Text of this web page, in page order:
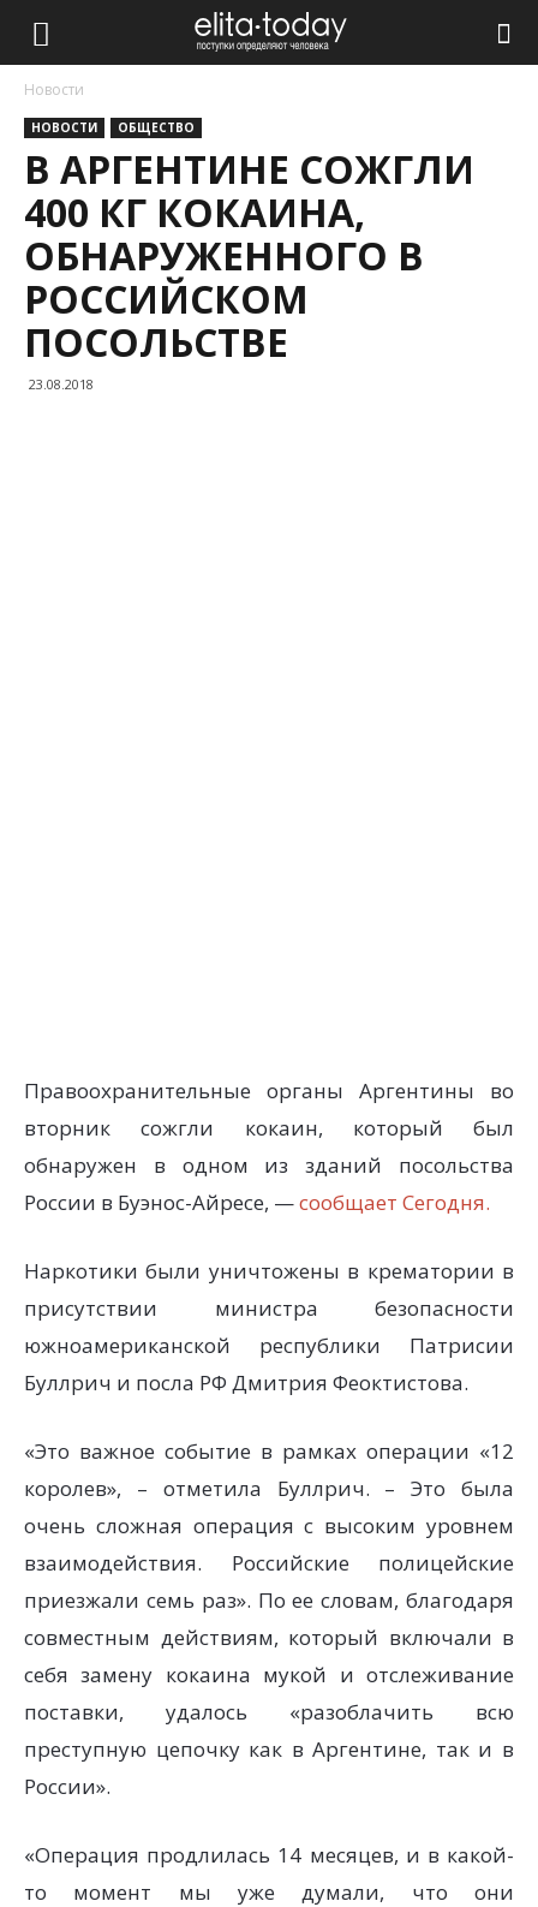
Новости
НОВОСТИ ОБЩЕСТВО
В АРГЕНТИНЕ СОЖГЛИ
400 КГ КОКАИНА,
ОБНАРУЖЕННОГО В
РОССИЙСКОМ
ПОСОЛЬСТВЕ
23.08.2018
Правоохранительные органы Аргентины во
вторник сожгли кокаин, который был
обнаружен в одном из зданий посольства
России в Буэнос-Айресе, —сообщает Сегодня.
Наркотики были уничтожены в крематории в
присутствии министра безопасности
южноамериканской республики Патрисии
Буллрич и посла РФ Дмитрия Феоктистова.
«Это важное событие в рамках операции «12
королев», – отметила Буллрич. – Это была
очень сложная операция с высоким уровнем
взаимодействия. Российские полицейские
приезжали семь раз». По ее словам, благодаря
совместным действиям, который включали в
себя замену кокаина мукой и отслеживание
поставки, удалось «разоблачить всю
преступную цепочку как в Аргентине, так и в
России».
«Операция продлилась 14 месяцев, и в какой-
то момент мы уже думали, что они